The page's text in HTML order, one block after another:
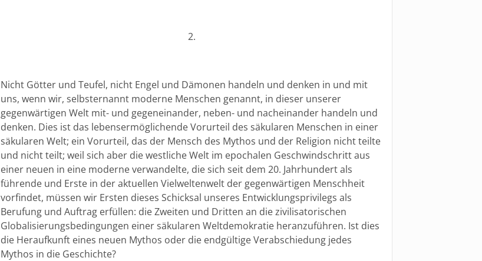
2.
Nicht Götter und Teufel, nicht Engel und Dämonen handeln und denken in und mit
uns, wenn wir, selbsternannt moderne Menschen genannt, in dieser unserer
gegenwärtigen Welt mit- und gegeneinander, neben- und nacheinander handeln und
denken. Dies ist das lebensermöglichende Vorurteil des säkularen Menschen in einer
säkularen Welt; ein Vorurteil, das der Mensch des Mythos und der Religion nicht teilte
und nicht teilt; weil sich aber die westliche Welt im epochalen Geschwindschritt aus
einer neuen in eine moderne verwandelte, die sich seit dem 20. Jahrhundert als
führende und Erste in der aktuellen Vielweltenwelt der gegenwärtigen Menschheit
vorfindet, müssen wir Ersten dieses Schicksal unseres Entwicklungsprivilegs als
Berufung und Auftrag erfüllen: die Zweiten und Dritten an die zivilisatorischen
Globalisierungsbedingungen einer säkularen Weltdemokratie heranzuführen. Ist dies
die Heraufkunft eines neuen Mythos oder die endgültige Verabschiedung jedes
Mythos in die Geschichte?